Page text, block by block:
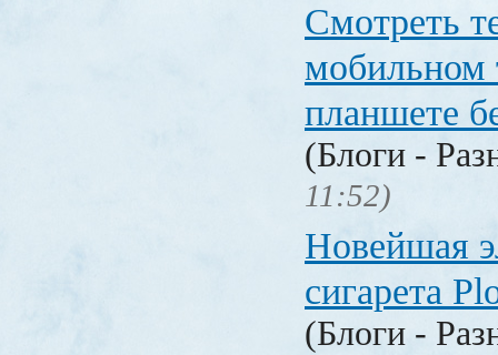
Смотреть
мобильном
планшете
(Блоги -
11:52)
Новейшая
сигарета
(Блоги -